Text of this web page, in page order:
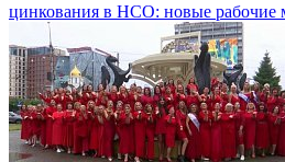
цинкования в НСО: новые рабочие